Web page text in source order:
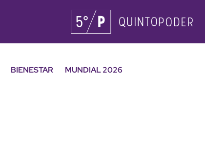
BIENESTAR
MUNDIAL 2026